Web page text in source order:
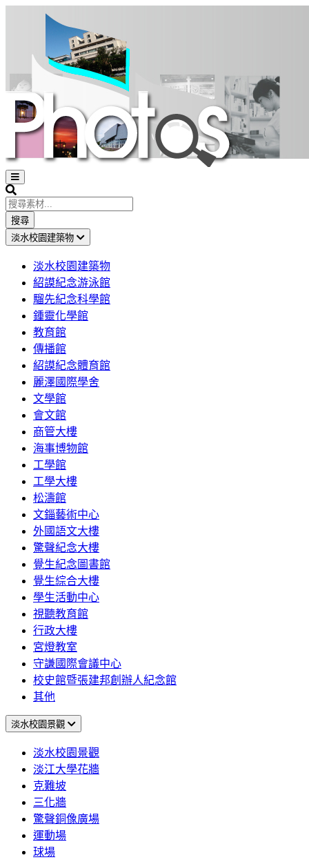
Open
sidebar
Search
搜尋
淡水校園建築物
淡水校園建築物
紹謨紀念游泳館
騮先紀念科學館
鍾靈化學館
教育館
傳播館
紹謨紀念體育館
麗澤國際學舍
文學館
會文館
商管大樓
海事博物館
工學館
工學大樓
松濤館
文錙藝術中心
外國語文大樓
驚聲紀念大樓
覺生紀念圖書館
覺生綜合大樓
學生活動中心
視聽教育館
行政大樓
宮燈教室
守謙國際會議中心
校史館暨張建邦創辦人紀念館
其他
淡水校園景觀
淡水校園景觀
淡江大學花牆
克難坡
三化牆
驚聲銅像廣場
運動場
球場